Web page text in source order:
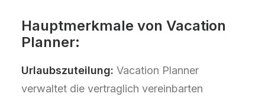
Hauptmerkmale von Vacation
Planner:
Urlaubszuteilung: Vacation Planner
verwaltet die vertraglich vereinbarten